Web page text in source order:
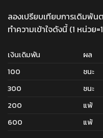
ลองเปรียบเทียบการเดิมพั
ทำความเข้าใจดังนี้ (1 หน่วย
เงินเดิมพัน ผล
100
ชนะ
300
ชนะ
200
แพ้
600
แพ้